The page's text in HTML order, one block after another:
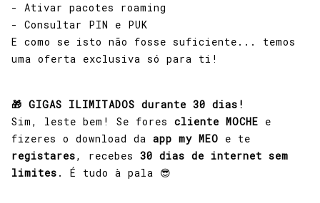
- Ativar pacotes roaming
- Consultar PIN e PUK
E como se isto não fosse suficiente... temos
uma oferta exclusiva só para ti!
🎁 GIGAS ILIMITADOS durante 30 dias!
Sim, leste bem! Se fores cliente MOCHE e
fizeres o download da app my MEO e te
registares, recebes 30 dias de internet sem
limites . É tudo à pala 😎